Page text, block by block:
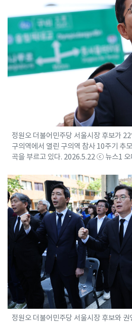
정원오 더불어민주당 서울시장 후보가
구의역에서 열린 구의역 참사 10주기 추
곡을 부르고 있다. 2026.5.22 ⓒ 뉴스1 오
정원오 더불어민주당 서울시장 후보와